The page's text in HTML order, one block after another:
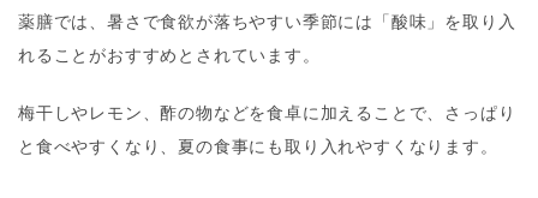
薬膳では、暑さで食欲が落ちやすい季節には「酸味」を取り入
れることがおすすめとされています。
梅干しやレモン、酢の物などを食卓に加えることで、さっぱり
と食べやすくなり、夏の食事にも取り入れやすくなります。